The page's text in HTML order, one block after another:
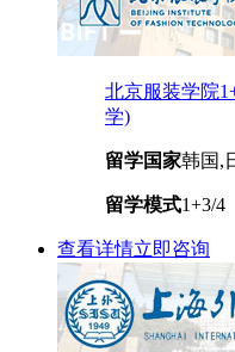
北京服装学院
学)
留学国家韩国,
留学模式1+3/4
查看详情立即咨询